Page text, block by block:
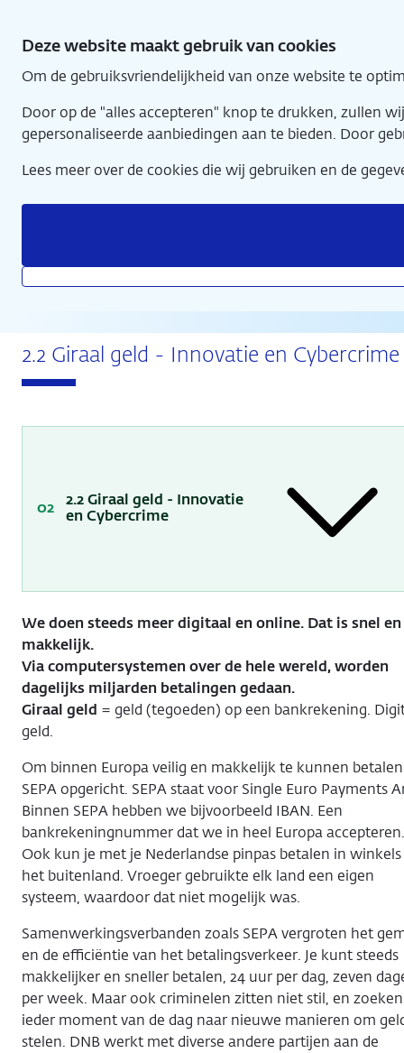
hoofdinhoud
Deze website maakt gebruik van cookies
Om de gebruiksvriendelijkheid van onze website te
Door op de "alles accepteren" knop te drukken, zullen
gepersonaliseerde aanbiedingen aan te bieden. Door
Lees meer over de cookies die wij gebruiken en de
2.2 Giraal geld - Innovatie en Cybercrime
2.2 Giraal geld - Innovatie
en Cybercrime
We doen steeds meer digitaal en online. Dat is snel en
makkelijk.
Via computersystemen over de hele wereld, worden
dagelijks miljarden betalingen gedaan.
Giraal geld = geld (tegoeden) op een bankrekening.
geld.
Om binnen Europa veilig en makkelijk te kunnen betalen
SEPA opgericht. SEPA staat voor Single Euro Payments
Binnen SEPA hebben we bijvoorbeeld IBAN. Een
bankrekeningnummer dat we in heel Europa accepteren.
Ook kun je met je Nederlandse pinpas betalen in
het buitenland. Vroeger gebruikte elk land een eigen
systeem, waardoor dat niet mogelijk was.
Samenwerkingsverbanden zoals SEPA vergroten het
en de efficiëntie van het betalingsverkeer. Je kunt steeds
makkelijker en sneller betalen, 24 uur per dag, zeven
per week. Maar ook criminelen zitten niet stil, en zoeken
ieder moment van de dag naar nieuwe manieren om
stelen. DNB werkt met diverse andere partijen aan de